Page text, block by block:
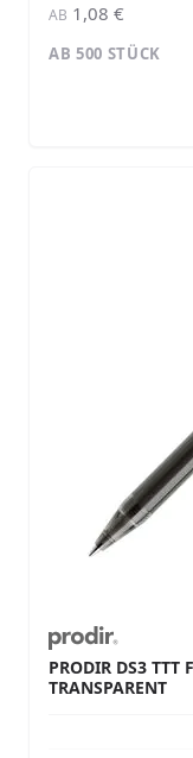
AB 1,08 €
AB 500 STÜCK
PRODIR DS3 TTT
TRANSPARENT